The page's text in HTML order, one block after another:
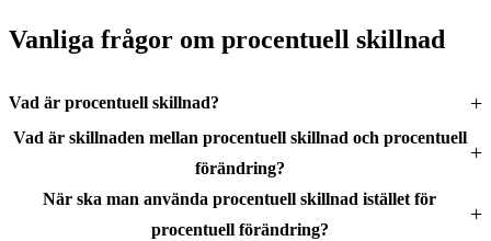
Vanliga frågor om procentuell skillnad
Vad är procentuell skillnad?
Vad är skillnaden mellan procentuell skillnad och procentuell
förändring?
När ska man använda procentuell skillnad istället för
procentuell förändring?